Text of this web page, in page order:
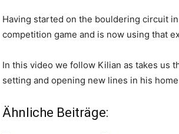
Having started on the bouldering circuit
competition game and is now using that
In this video we follow Kilian as takes us
setting and opening new lines in his
Ähnliche Beiträge: